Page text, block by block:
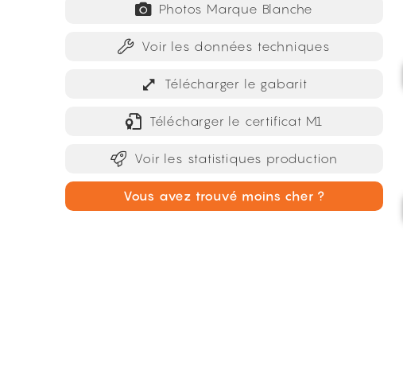
Photos Marque Blanche
Voir les données techniques
Télécharger le gabarit
Télécharger le certificat M1
Voir les statistiques production
Vous avez trouvé moins cher ?